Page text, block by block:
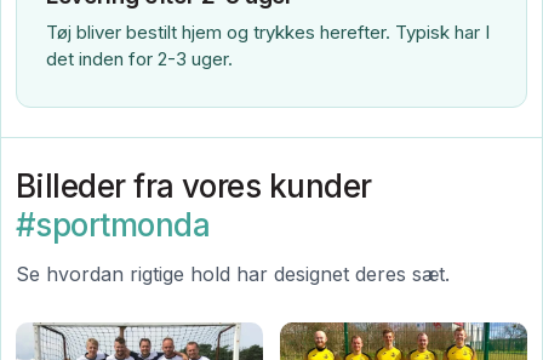
Tøj bliver bestilt hjem og trykkes herefter. Typisk har I
det inden for 2-3 uger.
Billeder fra vores kunder
#sportmonda
Se hvordan rigtige hold har designet deres sæt.